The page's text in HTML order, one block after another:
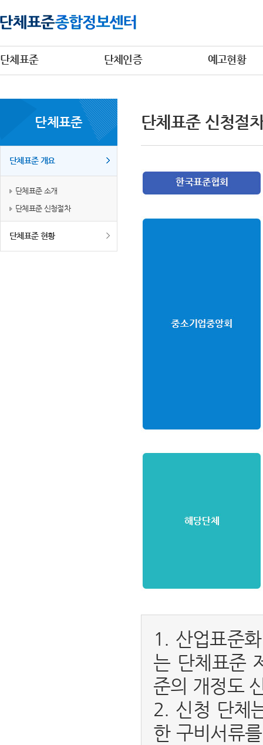
단체표준 단체인증 예고현황
단체표준
단체표준 개요
단체표준 소개
단체표준 신청절차
단체표준 현황
단체표준 신청절
1. 산업표준
는 단체표준
준의 개정도
2. 신청 단체
한 구비서류